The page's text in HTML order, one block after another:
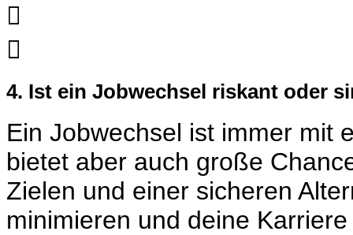


4. Ist ein Jobwechsel riskant oder
Ein Jobwechsel ist immer mit
bietet aber auch große
Zielen und einer sicheren
minimieren und deine